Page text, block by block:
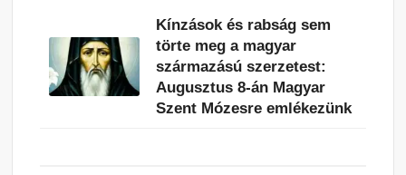
Kínzások és rabság sem
törte meg a magyar
származású szerzetest:
Augusztus 8-án Magyar
Szent Mózesre emlékezünk